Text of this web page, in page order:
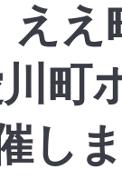
え
町
し